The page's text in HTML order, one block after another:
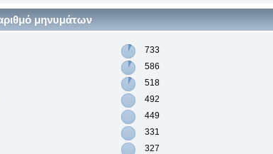
μηνυμάτων
733
586
518
492
449
331
327